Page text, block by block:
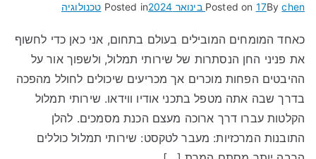
Bychen
Posted on 17 בינואר 2024 Posted in טכנולוגיה
כאחד המומחים המובילים בעולם בתחום, אני כאן כדי לחשוף
את פניני החן הנסתרות של שירותי תמלול, ולשפוך אור על
ההיבטים הפחות מוכרים אך מכריעים שיכולים לחולל מהפכה
בדרך שבה אתה מטפל בתכני אודיו ווידאו. שירותי תמלול
הקלטות עברו דרך ארוכה מעצם הכנת מסמכים. להלן
התובנות המרכזיות: מעבר לטקסט: שירותי תמלול כוללים